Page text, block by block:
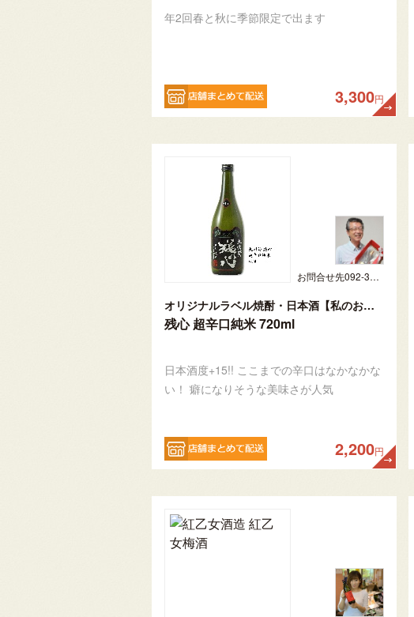
年2回春と秋に季節限定で出ます
3,300円
お問合せ先092-321-1597
オリジナルラベル焼酎・日本酒【私のお酒】
残心 超辛口純米 720ml
日本酒度+15!! ここまでの辛口はなかなかな
い！ 癖になりそうな美味さが人気
2,200円